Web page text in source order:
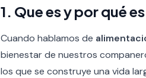
1. Que es y por qué
Cuando hablamos de
bienestar de nuestros
los que se construye una vida